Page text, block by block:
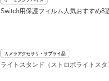
Switch用保護フィルム人気おすすめ8
カメラアクセサリ・サプライ品
ライトスタンド（ストロボライトス